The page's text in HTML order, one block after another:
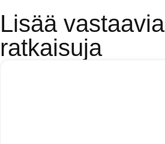
Lisää vastaavia
ratkaisuja